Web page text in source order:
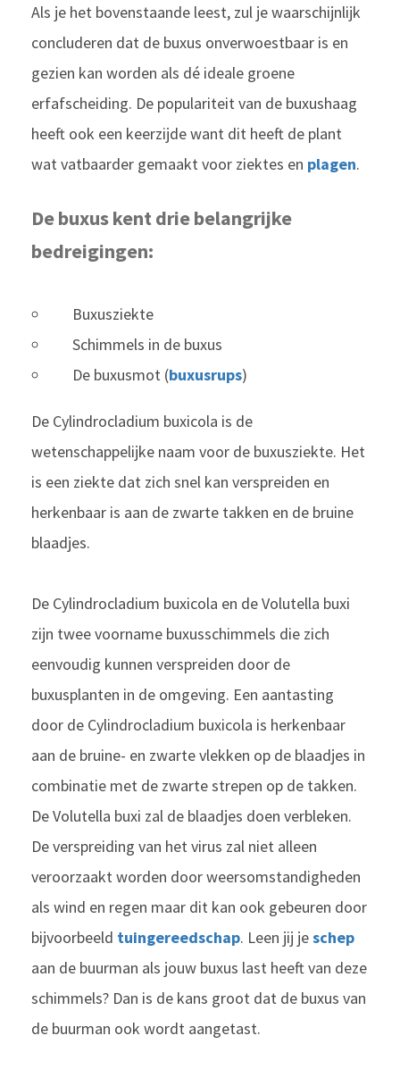
Als je het bovenstaande leest, zul je waarschijnlijk
concluderen dat de buxus onverwoestbaar is en
gezien kan worden als dé ideale groene
erfafscheiding. De populariteit van de buxushaag
heeft ook een keerzijde want dit heeft de plant
wat vatbaarder gemaakt voor ziektes en plagen.
De buxus kent drie belangrijke
bedreigingen:
Buxusziekte
Schimmels in de buxus
De buxusmot (buxusrups)
De Cylindrocladium buxicola is de
wetenschappelijke naam voor de buxusziekte. Het
is een ziekte dat zich snel kan verspreiden en
herkenbaar is aan de zwarte takken en de bruine
blaadjes.
De Cylindrocladium buxicola en de Volutella buxi
zijn twee voorname buxusschimmels die zich
eenvoudig kunnen verspreiden door de
buxusplanten in de omgeving. Een aantasting
door de Cylindrocladium buxicola is herkenbaar
aan de bruine- en zwarte vlekken op de blaadjes in
combinatie met de zwarte strepen op de takken.
De Volutella buxi zal de blaadjes doen verbleken.
De verspreiding van het virus zal niet alleen
veroorzaakt worden door weersomstandigheden
als wind en regen maar dit kan ook gebeuren door
bijvoorbeeld tuingereedschap. Leen jij jeschep
aan de buurman als jouw buxus last heeft van deze
schimmels? Dan is de kans groot dat de buxus van
de buurman ook wordt aangetast.